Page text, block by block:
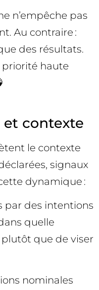
n’empêche pas
Au contraire :
des résultats.
priorité haute
contexte
le contexte
signaux
dynamique :
par des intentions
quelle
que de viser
nominales